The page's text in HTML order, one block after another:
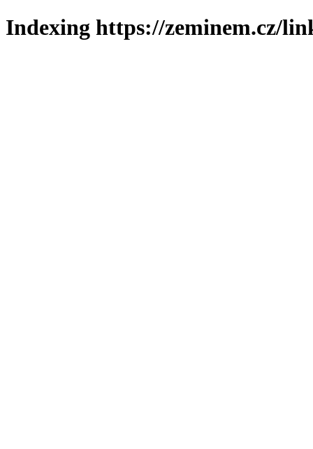
Indexing https://zeminem.cz/